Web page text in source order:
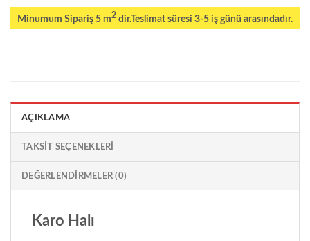
Minumum Sipariş 5 m2 dir.Teslimat süresi 3-5 iş günü arasındadır.
AÇIKLAMA
TAKSIT SEÇENEKLERI
DEĞERLENDIRMELER (0)
Karo Halı